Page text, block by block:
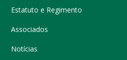
Estatuto e Regimento
Associados
Notícias